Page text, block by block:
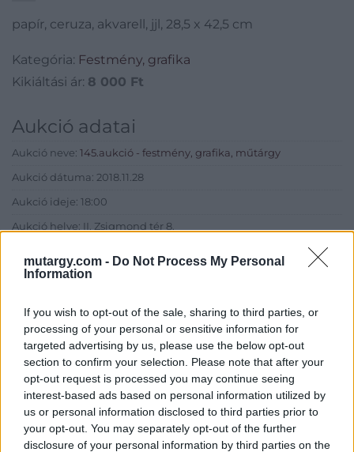
mutargy.com - Do Not Process My Personal
Information
If you wish to opt-out of the sale, sharing to third parties, or
processing of your personal or sensitive information for
targeted advertising by us, please use the below opt-out
section to confirm your selection. Please note that after your
opt-out request is processed you may continue seeing
interest-based ads based on personal information utilized by
us or personal information disclosed to third parties prior to
your opt-out. You may separately opt-out of the further
disclosure of your personal information by third parties on the
1927-ben
papír, ceruza, akvarell, jjl, 28,5 x 42,5 cm
Kategória: Festmény, grafika
Kikiáltási ár: 8 000 Ft
Aukció adatai
Aukció neve: 145.aukció - festmény, grafika, műtárgy
Aukció dátuma: 2018.11.28
Aukció ideje: 18:00
Aukció helye: II. Zsigmond tér 8.
Eladó: Műgyűjtők Háza Kft.
Cím: Dudás Attila
Műgyűjtők Háza kft.
Budapest
1023.Bp. Zsigmond tér 11.
1023
Telefon: 18008123